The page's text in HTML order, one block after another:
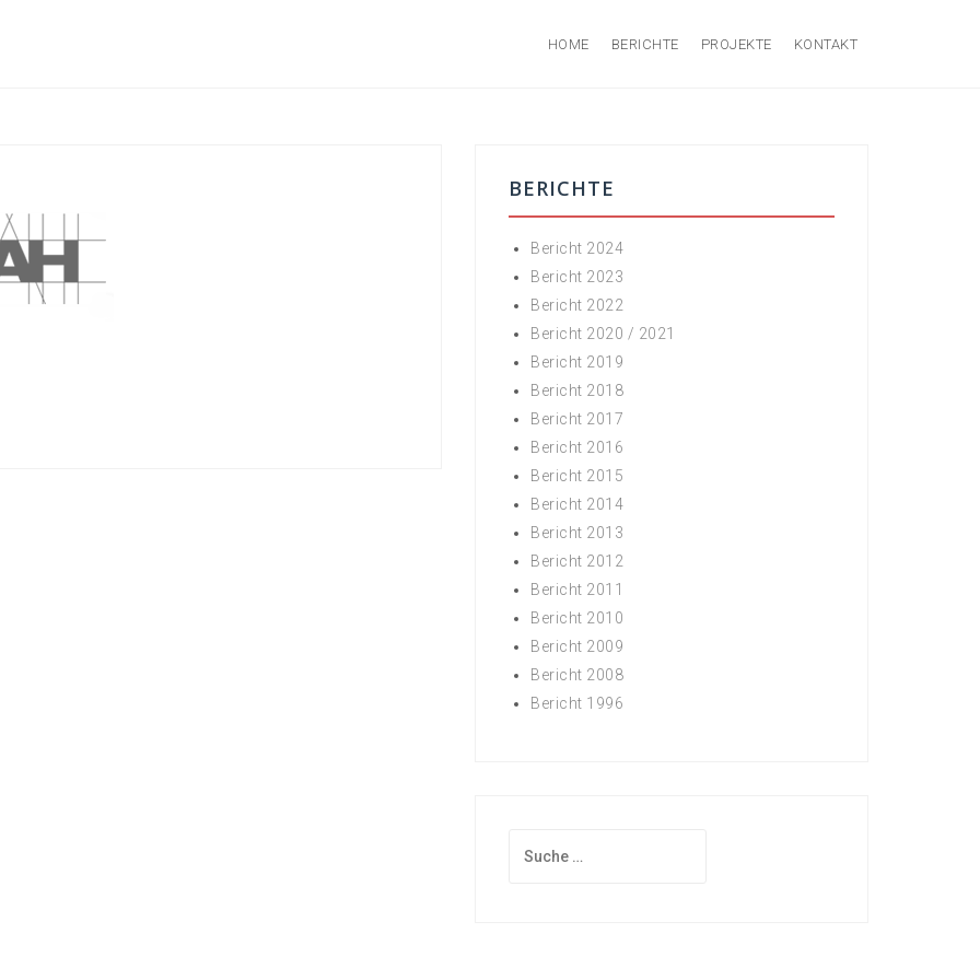
HOME BERICHTE PROJEKTE KONTAKT
BERICHTE
Bericht 2024
Bericht 2023
Bericht 2022
Bericht 2020 / 2021
Bericht 2019
Bericht 2018
Bericht 2017
Bericht 2016
Bericht 2015
Bericht 2014
Bericht 2013
Bericht 2012
Bericht 2011
Bericht 2010
Bericht 2009
Bericht 2008
Bericht 1996
nach: